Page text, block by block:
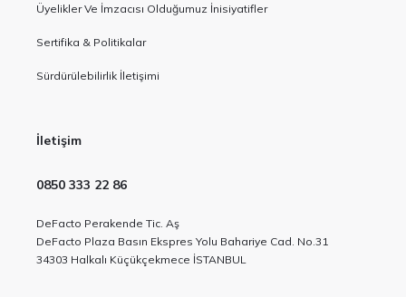
Üyelikler Ve İmzacısı Olduğumuz İnisiyatifler
Sertifika & Politikalar
Sürdürülebilirlik İletişimi
İletişim
0850 333 22 86
DeFacto Perakende Tic. Aş
DeFacto Plaza Basın Ekspres Yolu Bahariye Cad. No.31
34303 Halkalı Küçükçekmece İSTANBUL